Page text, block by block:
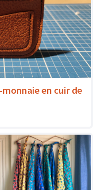
en cuir de